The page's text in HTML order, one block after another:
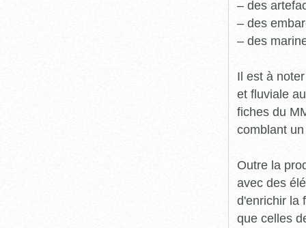
– des
– des
– des
Il est à
et fluviale
fiches du
comblant
Outre la
avec des
d'enrichir la
que celles